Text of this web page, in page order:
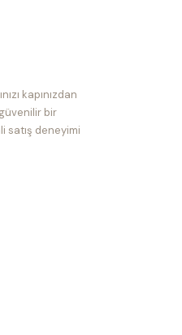
kapınızdan
bir
satış deneyimi